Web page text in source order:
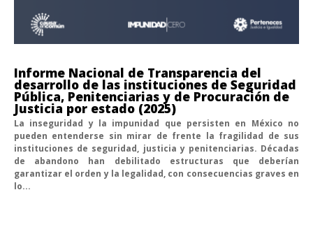
Informe Nacional de Transparencia del
desarrollo de las instituciones de Seguridad
Pública, Penitenciarias y de Procuración de
Justicia por estado (2025)
La inseguridad y la impunidad que persisten en México no
pueden entenderse sin mirar de frente la fragilidad de sus
instituciones de seguridad, justicia y penitenciarias. Décadas
de abandono han debilitado estructuras que deberían
garantizar el orden y la legalidad, con consecuencias graves en
lo...